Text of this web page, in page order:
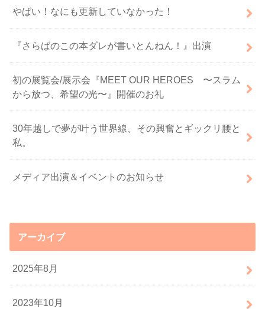
やばい！なにも更新していなかった！
『さらばのこの本ダレが書いとんねん！』出演
初の展覧会/展示会『MEET OUR HEROES 〜スラム
から放つ、希望の光〜』開催のお礼
30年越しで夢が叶う世界線、その興奮とギックリ腰と
私。
メディア出演＆イベントのお知らせ
アーカイブ
2025年8月
2023年10月